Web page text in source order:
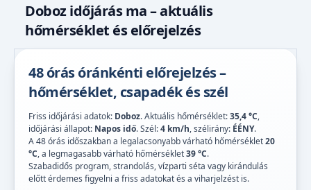
Doboz időjárás ma – aktuális
hőmérséklet és előrejelzés
48 órás óránkénti előrejelzés –
hőmérséklet, csapadék és szél
Friss időjárási adatok: Doboz. Aktuális hőmérséklet:35,4 °C,
időjárási állapot: Napos idő. Szél:4 km/h, szélirány: ÉÉNY.
A 48 órás időszakban a legalacsonyabb várható hőmérséklet20
°C, a legmagasabb várható hőmérséklet39 °C.
Szabadidős program, strandolás, vízparti séta vagy kirándulás
előtt érdemes figyelni a friss adatokat és a viharjelzést is.